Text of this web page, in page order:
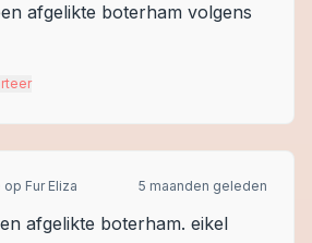
afgelikte boterham volgens
op Fur Eliza 5 maanden geleden
afgelikte boterham. eikel